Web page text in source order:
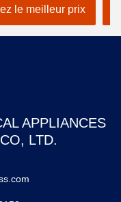
saleté de 12
le meilleur prix
APPLIANCES
LTD.